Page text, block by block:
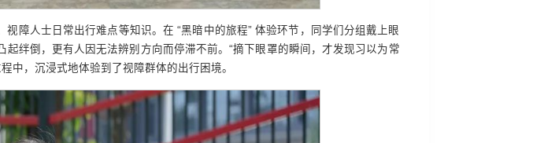
障人士日常出行难点等知识。在 “黑暗中的旅程” 体验环节，同学们分组戴上眼
绊倒，更有人因无法辨别方向而停滞不前。“摘下眼罩的瞬间，才发现习以为常
中，沉浸式地体验到了视障群体的出行困境。